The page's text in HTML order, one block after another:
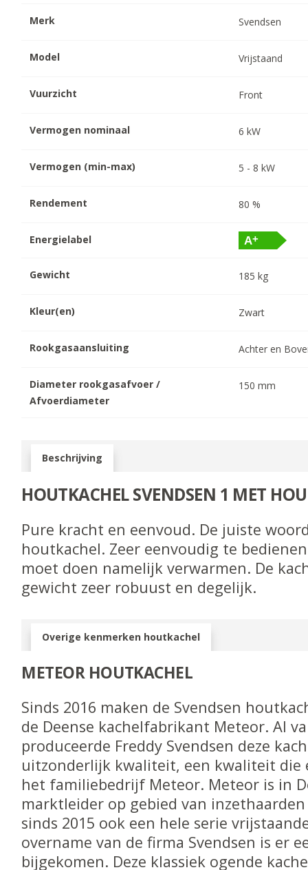
Merk Svendsen
Model Vrijstaand
Vuurzicht Front
Vermogen nominaal 6 kW
Vermogen (min-max) 5 -8 kW
Rendement 80 %
Energielabel
Gewicht 185 kg
Kleur(en) Zwart
Rookgasaansluiting Achter en
Diameter rookgasafvoer /
Afvoerdiameter
150 mm
Beschrijving
HOUTKACHEL SVENDSEN 1 MET
Pure kracht en eenvoud. De juiste
houtkachel. Zeer eenvoudig te
moet doen namelijk verwarmen. De
gewicht zeer robuust en degelijk.
Overige kenmerken houtkachel
METEOR HOUTKACHEL
Sinds 2016 maken de Svendsen
de Deense kachelfabrikant Meteor. Al
produceerde Freddy Svendsen deze
uitzonderlijk kwaliteit, een kwaliteit die
het familiebedrijf Meteor. Meteor is in
marktleider op gebied van
sinds 2015 ook een hele serie
overname van de firma Svendsen is er
bijgekomen. Deze klassiek ogende